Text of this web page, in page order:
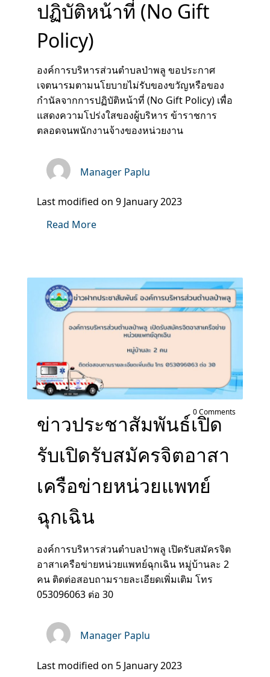
ปฏิบัติหน้าที่ (No Gift
Policy)
องค์การบริหารส่วนตำบลป่าพลู ขอประกาศ
เจตนารมตามนโยบายไม่รับของขวัญหรือของ
กำนัลจากการปฏิบัติหน้าที่ (No Gift Policy) เพื่อ
แสดงความโปร่งใสของผู้บริหาร ข้าราชการ
ตลอดจนพนักงานจ้างของหน่วยงาน
Manager Paplu
Last modified on 9 January 2023
Read More
0 Comments
ข่าวประชาสัมพันธ์เปิด
รับเปิดรับสมัครจิตอาสา
เครือข่ายหน่วยแพทย์
ฉุกเฉิน
องค์การบริหารส่วนตำบลป่าพลู เปิดรับสมัครจิต
อาสาเครือข่ายหน่วยแพทย์ฉุกเฉิน หมู่บ้านละ 2
คน ติดต่อสอบถามรายละเอียดเพิ่มเติม โทร
053096063 ต่อ 30
Manager Paplu
Last modified on 5 January 2023